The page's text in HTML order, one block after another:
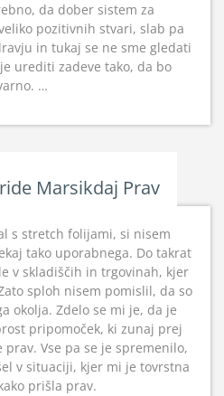
da dober sistem za
pozitivnih stvari, slab pa
in tukaj se ne sme gledati
urediti zadeve tako, da bo
…
Marsikdaj Prav
s stretch folijami, si nisem
tako uporabnega. Do takrat
v skladiščih in trgovinah, kjer
sploh nisem pomislil, da so
okolja. Zdelo se mi je, da je
pripomoček, ki zunaj prej
Vse pa se je spremenilo,
v situaciji, kjer mi je tovrstna
prišla prav.